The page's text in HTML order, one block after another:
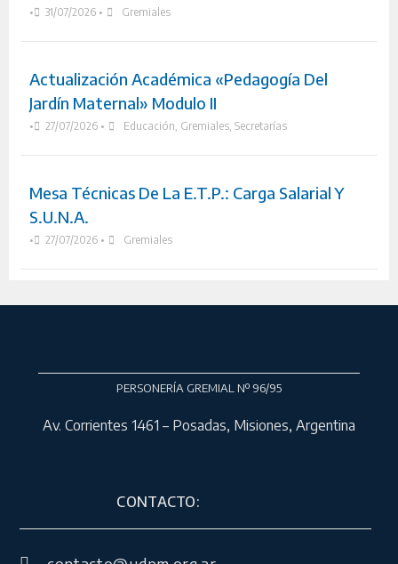
• 31/07/2026 • Gremiales
Actualización Académica «Pedagogía Del
Jardín Maternal» Modulo II
• 27/07/2026 • Educación Gremiales, Secretarías
Mesa Técnicas De La E.T.P.: Carga Salarial Y
S.U.N.A.
• 27/07/2026 • Gremiales
PERSONERÍA GREMIAL Nº 96/95
Av. Corrientes 1461 – Posadas, Misiones, Argentina
CONTACTO: